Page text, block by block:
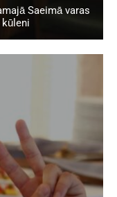
Saeimā varas